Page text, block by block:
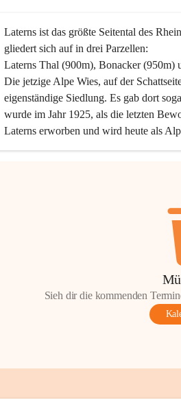
Laterns ist das größte Seitental des
gliedert sich auf in drei Parzellen:
Laterns Thal (900m), Bonacker (950m)
Die jetzige Alpe Wies, auf der
eigenständige Siedlung. Es gab dort
wurde im Jahr 1925, als die letzten
Laterns erworben und wird heute als
Sieh dir die kommenden